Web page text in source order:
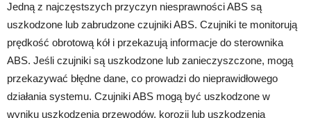
Jedną z najczęstszych przyczyn niesprawności ABS są
uszkodzone lub zabrudzone czujniki ABS. Czujniki te monitorują
prędkość obrotową kół i przekazują informacje do sterownika
ABS. Jeśli czujniki są uszkodzone lub zanieczyszczone, mogą
przekazywać błędne dane, co prowadzi do nieprawidłowego
działania systemu. Czujniki ABS mogą być uszkodzone w
wyniku uszkodzenia przewodów, korozji lub uszkodzenia